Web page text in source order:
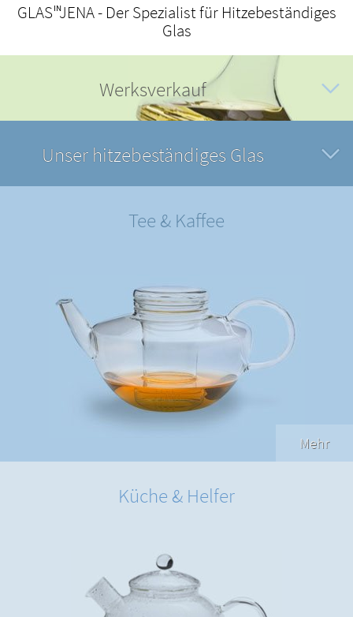
GLAS INJENA - Der Spezialist für Hitzebeständiges
Glas
Werksverkauf
Unser hitzebeständiges Glas
Tee & Kaffee
Mehr
Küche & Helfer